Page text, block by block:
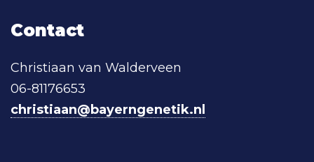
Contact
Christiaan van Walderveen
06-81176653
christiaan@bayerngenetik.nl